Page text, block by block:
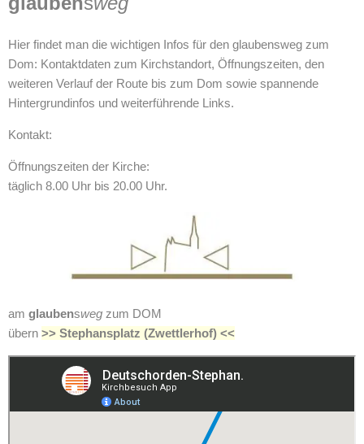
Hier findet man die wichtigen Infos für den glaubensweg zum
Dom: Kontaktdaten zum Kirchstandort, Öffnungszeiten, den
weiteren Verlauf der Route bis zum Dom sowie spannende
Hintergrundinfos und weiterführende Links.
Kontakt:
Öffnungszeiten der Kirche:
täglich 8.00 Uhr bis 20.00 Uhr.
am glaubensweg zum DOM
übern >> Stephansplatz (Zwettlerhof) <<